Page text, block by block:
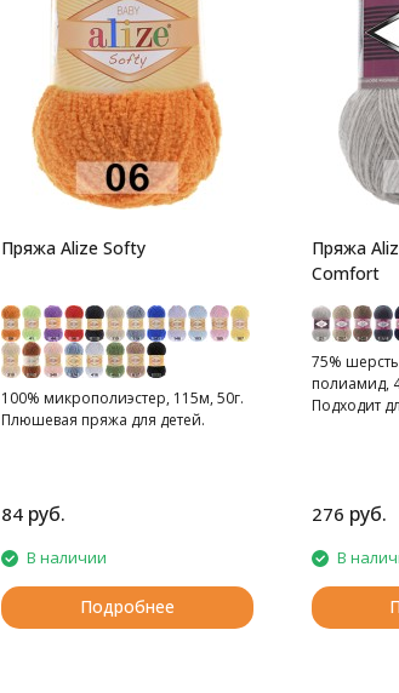
Пряжа Alize Softy
100% микрополиэстер, 115м, 50г.
Плюшевая пряжа для детей.
84 руб.
В наличии
Подробнее
Пряжа
Comfort
75%
полиамид,
Подходит
276 руб.
В